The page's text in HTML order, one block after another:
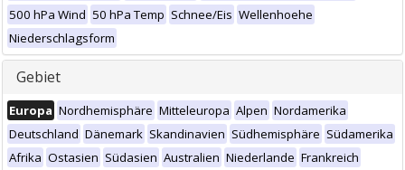
500 hPa Wind 50 hPa Temp Schnee/Eis Wellenhoehe
Niederschlagsform
Gebiet
Europa Nordhemisphäre Mitteleuropa Alpen Nordamerika
Deutschland Dänemark Skandinavien Südhemisphäre Südamerika
Afrika Ostasien Südasien Australien Niederlande Frankreich